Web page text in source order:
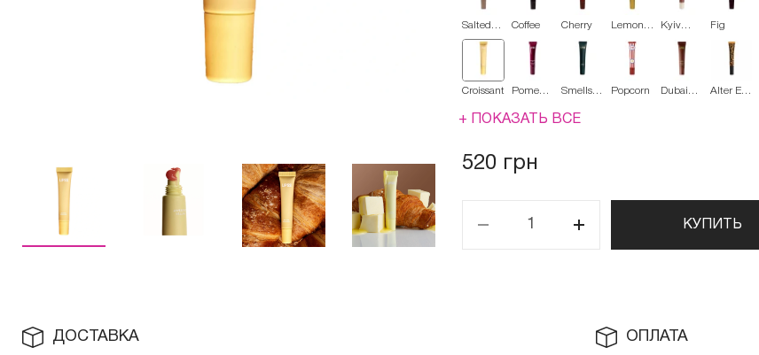
Salted
Caramel
Coffee Cherry
Lemon
Kyiv
Fig
Croissant
PomegranateSmells
money
Popcorn
Dubai
Alter Ego
+ ПОКАЗАТЬ ВСЕ
520 грн
КУПИТЬ
ДОСТАВКА ОПЛАТА